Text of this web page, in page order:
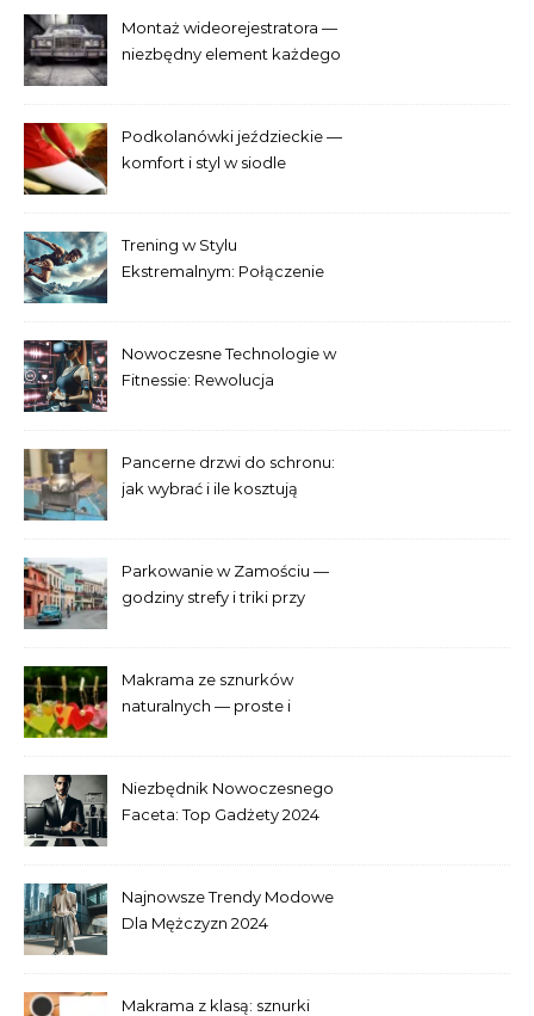
Montaż wideorejestratora —
niezbędny element każdego
Podkolanówki jeździeckie —
komfort i styl w siodle
Trening w Stylu
Ekstremalnym: Połączenie
Nowoczesne Technologie w
Fitnessie: Rewolucja
Pancerne drzwi do schronu:
jak wybrać i ile kosztują
Parkowanie w Zamościu —
godziny strefy i triki przy
Makrama ze sznurków
naturalnych — proste i
Niezbędnik Nowoczesnego
Faceta: Top Gadżety 2024
Najnowsze Trendy Modowe
Dla Mężczyzn 2024
Makrama z klasą: sznurki